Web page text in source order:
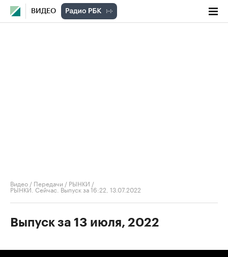
ВИДЕО
Видео / Передачи / РЫНКИ /
РЫНКИ. Сейчас. Выпуск за 16:22, 13.07.2022
Выпуск за 13 июля, 2022